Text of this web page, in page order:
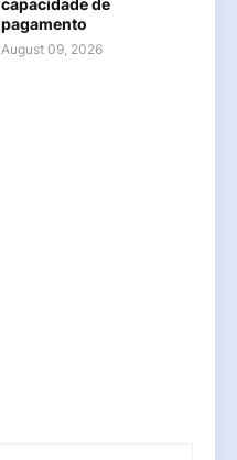
capacidade de
pagamento
August 09, 2026